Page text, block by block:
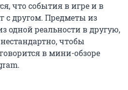
что события в игре и в
с другом. Предметы из
одной реальности в другую,
чтобы
в мини-обзоре